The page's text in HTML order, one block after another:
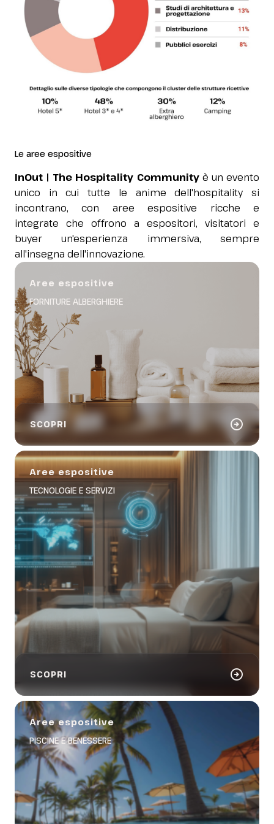
Le aree espositive
InOut | The Hospitality Communityè un evento
unico in cui tutte le anime dell'hospitality si
incontrano, con aree espositive ricche e
integrate che offrono a espositori, visitatori e
buyer un'esperienza immersiva, sempre
all'insegna dell'innovazione.
Aree espositive
FORNITURE ALBERGHIERE
SCOPRI arrow_circle_right
Aree espositive
TECNOLOGIE E SERVIZI
SCOPRI arrow_circle_right
Aree espositive
PISCINE E BENESSERE